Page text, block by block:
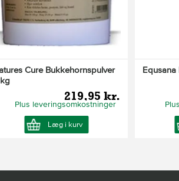
Cure Bukkehornspulver
219,95 kr.
Plus leveringsomkostninger
Læg i kurv
Equsana